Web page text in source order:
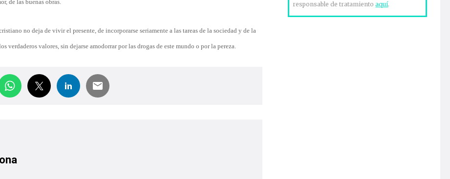
de las buenas obras.
no deja de vivir el presente, de incorporarse seriamente a las tareas de la sociedad y de la
verdaderos valores, sin dejarse amodorrar por las drogas de este mundo o por la pereza.
responsable de tratamientoaquí.